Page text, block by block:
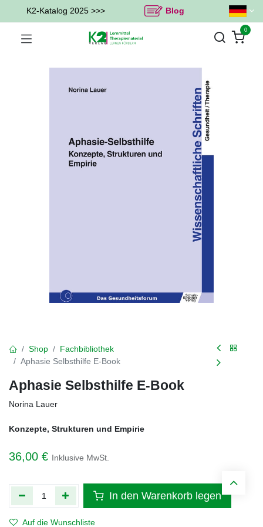
K2-Katalog 2025 >>> Blog
0
Shop
Fachbibliothek
Aphasie Selbsthilfe E-Book
Aphasie Selbsthilfe E-Book
Norina Lauer
Konzepte, Strukturen und Empirie
36,00 € Inklusive MwSt.
In den Warenkorb legen
Auf die Wunschliste